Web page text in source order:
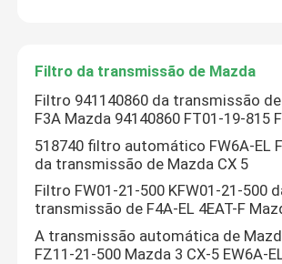
Cárter de óleo do motor
Jogo da revisão da transmissão
Jogos da reconstrução da
Filtro da transmissão de Mazda
Filtro 941140860 da transmissão
F3A Mazda 94140860 FT01-19-815
518740 filtro automático FW6A-EL
da transmissão de Mazda CX 5
Filtro FW01-21-500 KFW01-21-500
transmissão de F4A-EL 4EAT-F
A transmissão automática de
FZ11-21-500 Mazda 3 CX-5 EW6A-